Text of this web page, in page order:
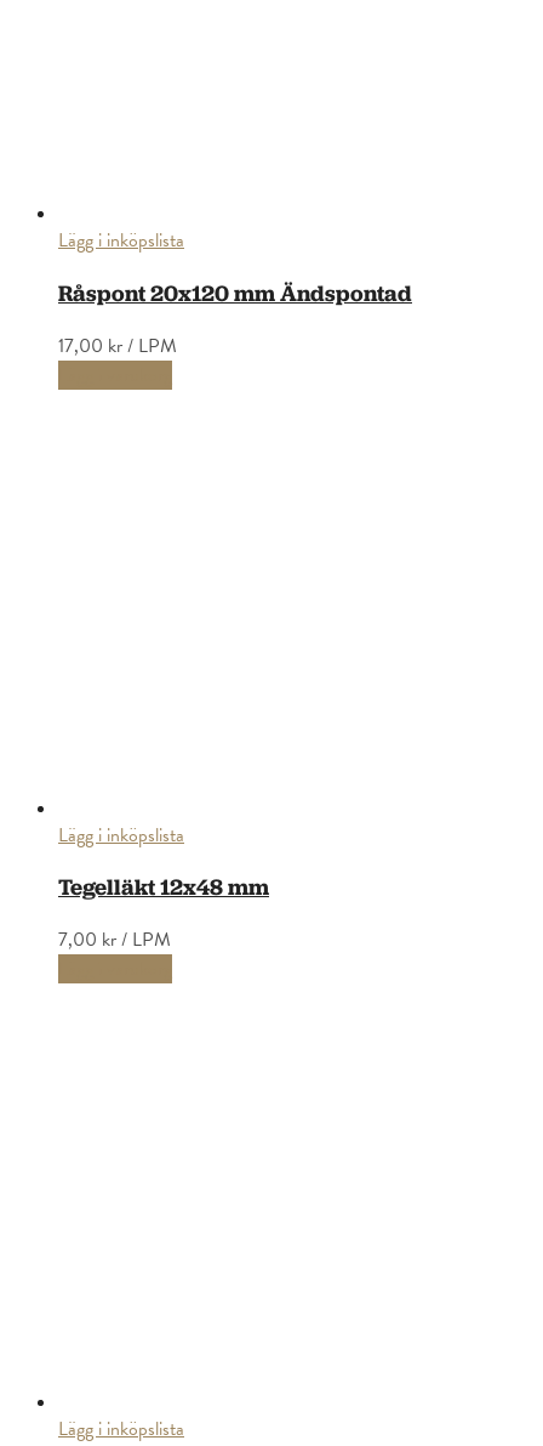
Lägg i inköpslista
Råspont 20x120 mm Ändspontad
17,00 kr/ LPM
Lägg i inköpslista
Tegelläkt 12x48 mm
7,00 kr/ LPM
Lägg i inköpslista